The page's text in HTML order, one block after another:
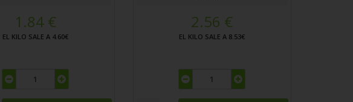
1.84 €
EL KILO SALE A 4.60€
2.56 €
EL KILO SALE A 8.53€